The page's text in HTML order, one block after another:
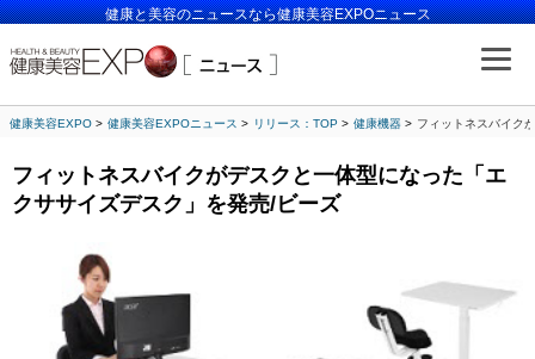
健康と美容のニュースなら健康美容EXPOニュース
健康美容EXPO 健康美容EXPOニュース リリース：TOP 健康機器 フィットネスバイク
フィットネスバイクがデスクと一体型になった「エ
クササイズデスク」を発売/ビーズ